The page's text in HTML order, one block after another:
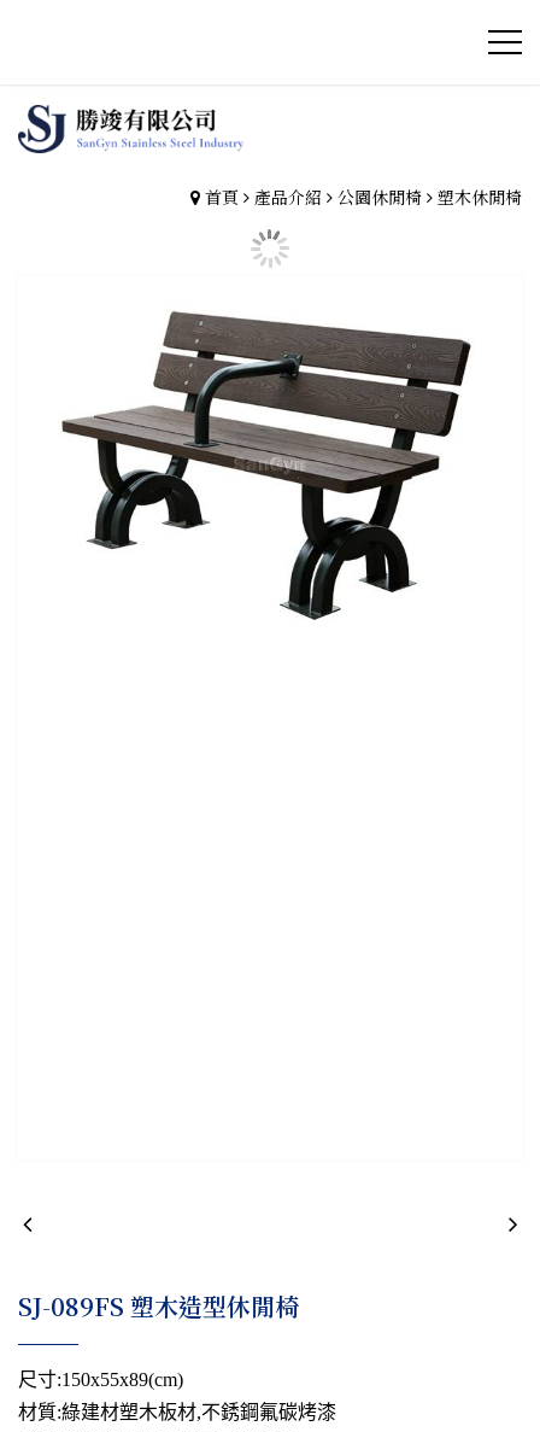
首頁 產品介紹 公園休閒椅 塑木休閒椅
SJ-089FS 塑木造型休閒椅
尺寸:150x55x89(cm)
材質:綠建材塑木板材,不銹鋼氟碳烤漆